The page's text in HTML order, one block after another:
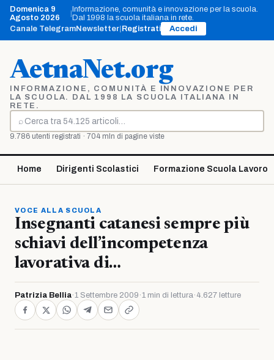
Vai
contenuto
Domenica 9
Agosto 2026
|Informazione, comunità e innovazione per la scuola.
Dal 1998 la scuola italiana in rete.
Canale TelegramNewsletter Registrati Accedi
AetnaNet.org
INFORMAZIONE, COMUNITÀ E INNOVAZIONE PER
LA SCUOLA. DAL 1998 LA SCUOLA ITALIANA IN
RETE.
⌕
Cerca
9.786 utenti registrati · 704 mln di pagine viste
Home Dirigenti Scolastici Formazione Scuola Lavoro
VOCE ALLA SCUOLA
Insegnanti catanesi sempre più
schiavi dell’incompetenza
lavorativa di…
Patrizia Bellia·1 Settembre 2009 ·1 min di lettura· 4.627 letture